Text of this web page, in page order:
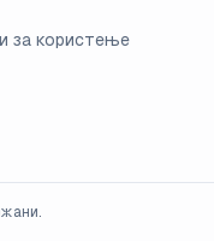
за користење